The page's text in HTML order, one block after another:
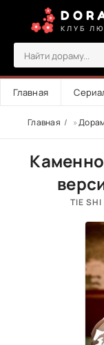
КЛУБ
Главная
Главная »
TIE SHI